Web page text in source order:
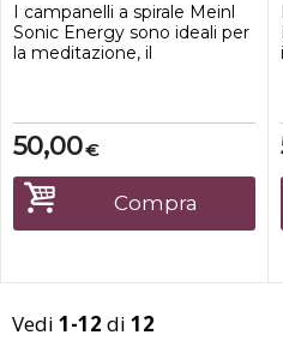
I campanelli a spirale Meinl
Sonic Energy sono ideali per
la meditazione, il
suono magico riempie
l'ambiente e invita a
sognare.Questi carillon sono
caratterizzati da una
risonanza particolarmente
buona e da un riverbero pr...
€
50,00
Compra
Vedi 1-12 di 12